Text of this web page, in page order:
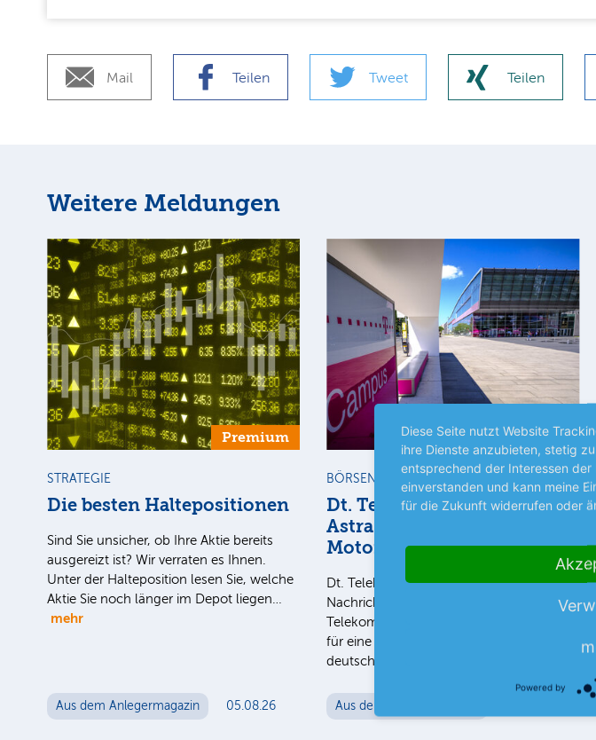
Mail Teilen Tweet Teilen
Weitere Meldungen
Premium
STRATEGIE
Die besten Haltepositionen
Sind Sie unsicher, ob Ihre Aktie bereits
ausgereizt ist? Wir verraten es Ihnen.
Unter der Halteposition lesen Sie, welche
Aktie Sie noch länger im Depot liegen…
mehr
Aus dem Anlegermagazin 05.08.26
Premium
BÖRSENGERÜCHTE
Dt. Telekom +++
AstraZeneca +++ Steyr
Motors
Dt. Telekom Laut dem US-
Nachrichtenportals Semafor, soll die US-
Telekom-Tochter T-Mobile US die Pläne
für eine mögliche Fusion mit der
deutschen Mutter nicht…
Aus dem Anlegermagazin
Diese Seite nutzt Website
ihre Dienste anzubieten, stetig
entsprechend der Interessen
einverstanden und kann meine
für die Zukunft widerrufen oder
Powered by